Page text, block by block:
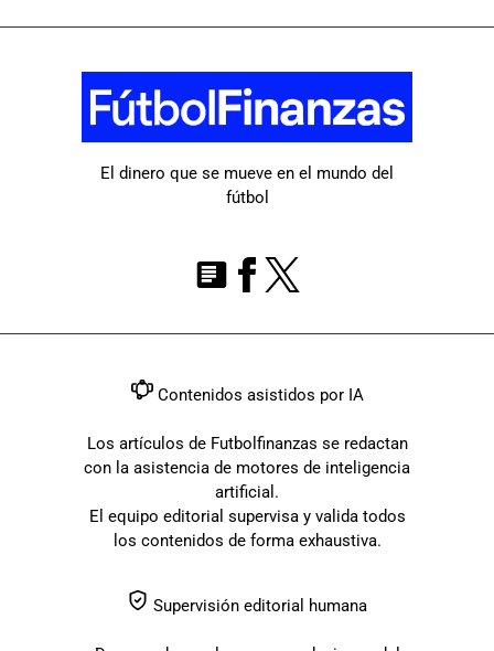
El dinero que se mueve en el mundo del
fútbol
Contenidos asistidos por IA
Los artículos de Futbolfinanzas se redactan
con la asistencia de motores de inteligencia
artificial.
El equipo editorial supervisa y valida todos
los contenidos de forma exhaustiva.
Supervisión editorial humana